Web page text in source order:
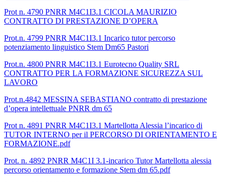
Prot n. 4790 PNRR M4C1I3.1 CICOLA MAURIZIO
CONTRATTO DI PRESTAZIONE D’OPERA
Prot.n. 4799 PNRR M4C1I3.1 Incarico tutor percorso
potenziamento linguistico Stem Dm65 Pastori
Prot.n. 4800 PNRR M4C1I3.1 Eurotecno Quality SRL
CONTRATTO PER LA FORMAZIONE SICUREZZA SUL
LAVORO
Prot.n.4842 MESSINA SEBASTIANO contratto di prestazione
d’opera intellettuale PNRR dm 65
Prot n. 4891 PNRR M4C1I3.1 Martellotta Alessia l’incarico di
TUTOR INTERNO per il PERCORSO DI ORIENTAMENTO E
FORMAZIONE.pdf
Prot. n. 4892 PNRR M4C1I 3.1-incarico Tutor Martellotta alessia
percorso orientamento e formazione Stem dm 65.pdf